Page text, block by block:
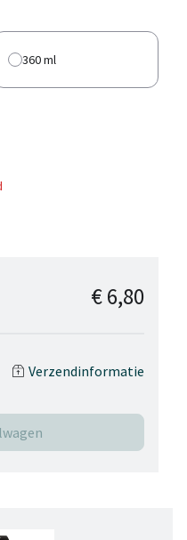
360 ml
€ 6,80
Verzendinformatie